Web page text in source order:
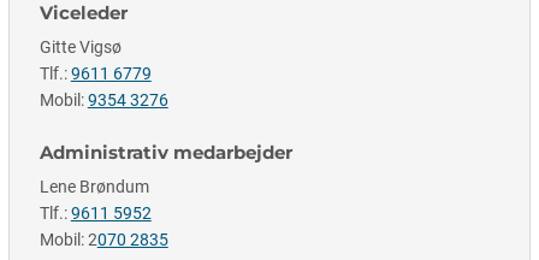
Viceleder
Gitte Vigsø
Tlf.:9611 6779
Mobil:9354 3276
Administrativ medarbejder
Lene Brøndum
Tlf.:9611 5952
Mobil: 2070 2835